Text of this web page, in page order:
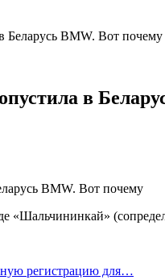
Беларусь BMW. Вот почему
в
«Шальчининкай»
регистрацию для…